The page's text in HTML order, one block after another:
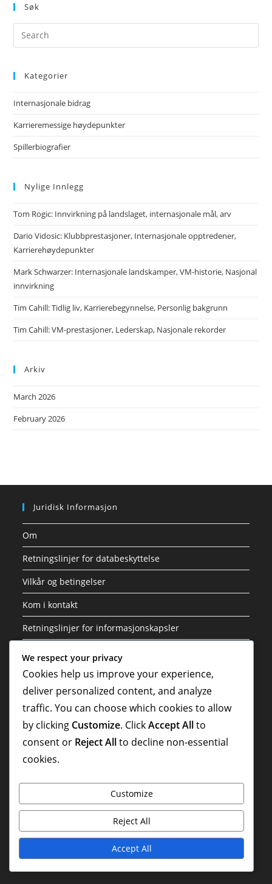
Søk
Kategorier
Internasjonale bidrag
Karrieremessige høydepunkter
Spillerbiografier
Nylige Innlegg
Tom Rogic: Innvirkning på landslaget, internasjonale mål, arv
Dario Vidosic: Klubbprestasjoner, Internasjonale opptredener,
Karrierehøydepunkter
Mark Schwarzer: Internasjonale landskamper, VM-historie, Nasjonal
innvirkning
Tim Cahill: Tidlig liv, Karrierebegynnelse, Personlig bakgrunn
Tim Cahill: VM-prestasjoner, Lederskap, Nasjonale rekorder
Arkiv
March 2026
February 2026
Juridisk Informasjon
Om
Retningslinjer for databeskyttelse
Vilkår og betingelser
Kom i kontakt
Retningslinjer for informasjonskapsler
Nylige Innlegg
Tom Rogic: Innvirkning på landslaget, internasjonale
mål, arv
Dario Vidosic: Klubbprestasjoner, Internasjonale
opptredener, Karrierehøydepunkter
Mark Schwarzer: Internasjonale landskamper, VM-
historie, Nasjonal innvirkning
Tim Cahill: Tidlig liv, Karrierebegynnelse, Personlig
Tim Cahill: VM-prestasjoner, Lederskap, Nasjonale
rekorder
We respect your privacy
Cookies help us improve your experience,
deliver personalized content, and analyze
traffic. You can choose which cookies to allow
by clicking Customize. ClickAccept Allto
consent or Reject Allto decline non-essential
cookies.
Customize
Reject All
Accept All